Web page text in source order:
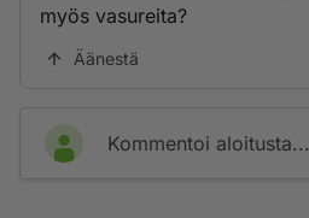
myös vasureita?
Äänestä
Kommentoi aloitusta...